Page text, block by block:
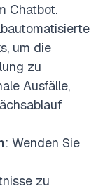
Chatbot.
um die
zu
Ausfälle,
: Wenden Sie
zu